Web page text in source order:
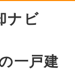
ナビ
一戸建